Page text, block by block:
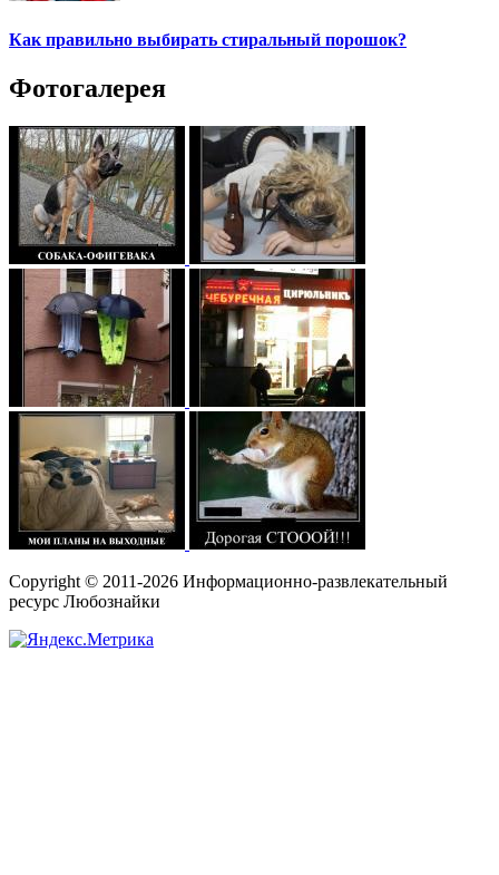
Как правильно выбирать стиральный порошок?
Фотогалерея
Copyright © 2011-2026 Информационно-развлекательный
ресурс Любознайки